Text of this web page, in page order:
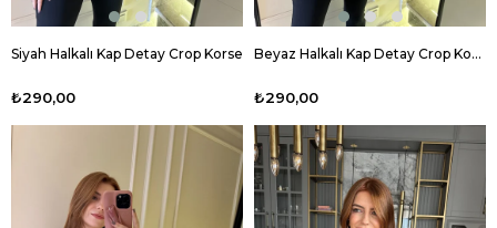
Siyah Halkalı Kap Detay Crop Korse
₺290,00
Beyaz Halkalı Kap Detay Crop Korse
₺290,00